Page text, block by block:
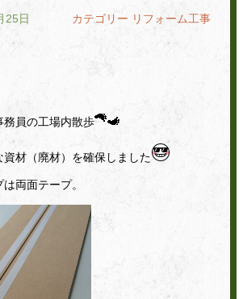
25日 カテゴリー リフォーム工事
務員の工場内散歩
材（廃材）を確保しました
は両面テープ。